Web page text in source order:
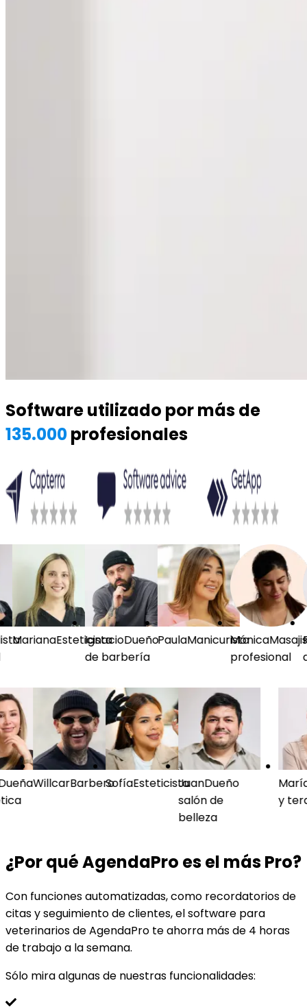
Software utilizado por más de
135.000profesionales
Esteticista
IgnacioDueño
de barbería
PaulaManicuristaMónicaMasajista
profesional
de
DueñaWillcarBarberoSofíaEsteticistaJuanDueño
salón de
belleza
y
¿Por qué AgendaPro es el más Pro?
Con funciones automatizadas, como recordatorios de
citas y seguimiento de clientes, el software para
veterinarios de AgendaPro te ahorra más de 4 horas
de trabajo a la semana.
Sólo mira algunas de nuestras funcionalidades: